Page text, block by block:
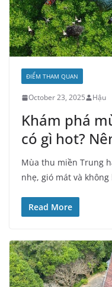
ĐIỂM THAM QUAN
October 23, 2025 Hậu
Khám phá
có gì hot?
Mùa thu miền Trung
nhẹ, gió mát và
Read More